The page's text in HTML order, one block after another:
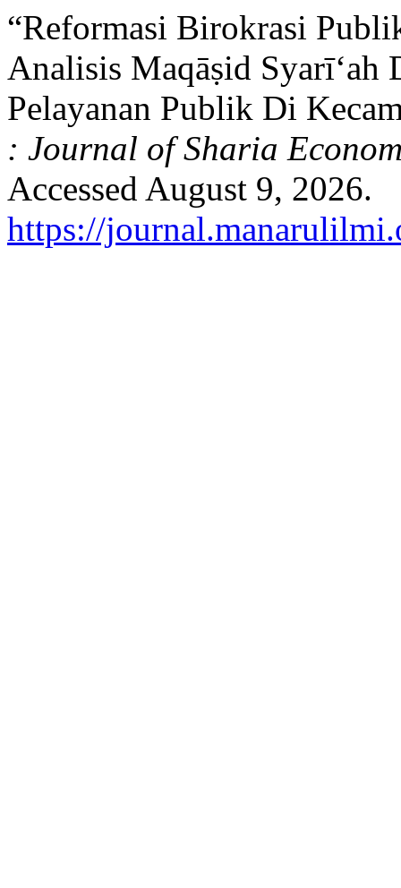
“Reformasi Birokrasi
Analisis Maqāṣid Syarī‘ah
Pelayanan Publik Di
: Journal of Sharia
Accessed August 9, 2026.
https://